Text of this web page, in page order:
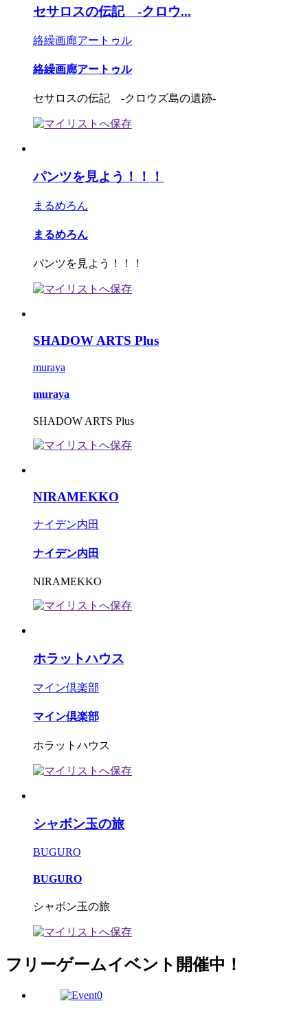
セサロスの伝記 -クロウ...
絡繰画廊アートゥル
絡繰画廊アートゥル
セサロスの伝記 -クロウズ島の遺跡-
パンツを見よう！！！
まるめろん
まるめろん
パンツを見よう！！！
SHADOW ARTS Plus
muraya
muraya
SHADOW ARTS Plus
NIRAMEKKO
ナイデン内田
ナイデン内田
NIRAMEKKO
ホラットハウス
マイン倶楽部
マイン倶楽部
ホラットハウス
シャボン玉の旅
BUGURO
BUGURO
シャボン玉の旅
フリーゲームイベント開催中！